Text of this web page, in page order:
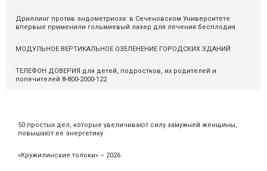
50 простых дел, которые увеличивают силу замужней женщины,
повышают её энергетику
«Кружилинские толоки» – 2026
Дриллинг против эндометриоза: в Сеченовском Университете
впервые применили гольмиевый лазер для лечения бесплодия
МОДУЛЬНОЕ ВЕРТИКАЛЬНОЕ ОЗЕЛЕНЕНИЕ ГОРОДСКИХ ЗДАНИЙ
ТЕЛЕФОН ДОВЕРИЯ для детей, подростков, их родителей и
попечителей 8-800-2000-122